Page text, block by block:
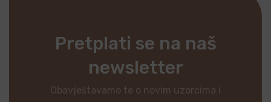
Pretplati se na naš
newsletter
Obavještavamo te o novim uzorcima i